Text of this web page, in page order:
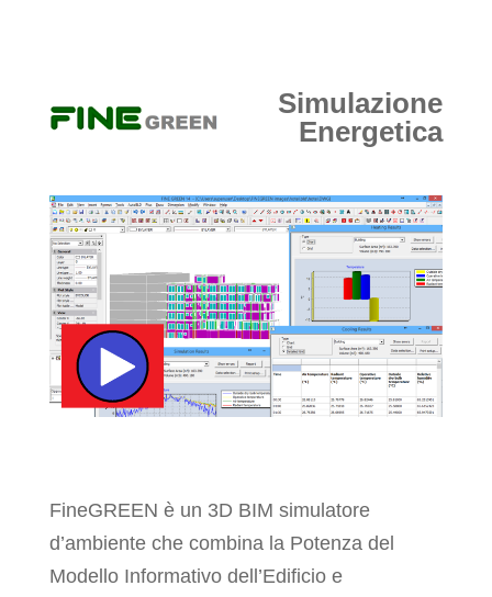
Simulazione
Energetica
FineGREEN è un 3D BIM simulatore
d’ambiente che combina la Potenza del
Modello Informativo dell’Edificio e